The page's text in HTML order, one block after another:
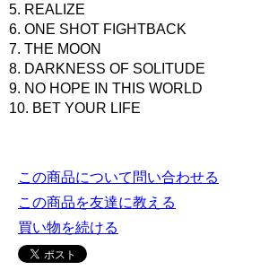
5. REALIZE
6. ONE SHOT FIGHTBACK
7. THE MOON
8. DARKNESS OF SOLITUDE
9. NO HOPE IN THIS WORLD
10. BET YOUR LIFE
この商品について問い合わせる
この商品を友達に教える
買い物を続ける